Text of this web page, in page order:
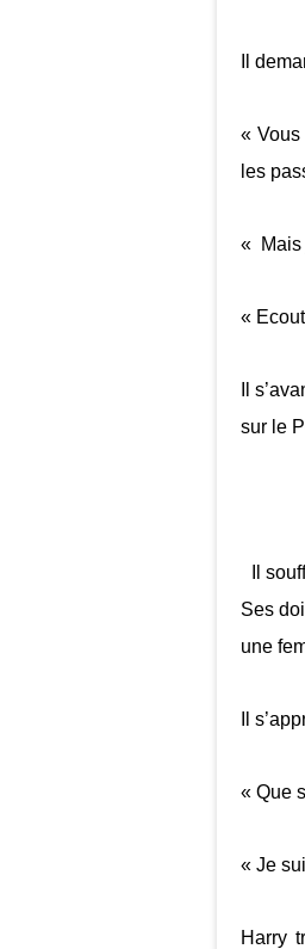
Il
« Vous
les
« Mais
«
Il
sur le
Il
Ses
une
Il
« Que
« Je
Harry